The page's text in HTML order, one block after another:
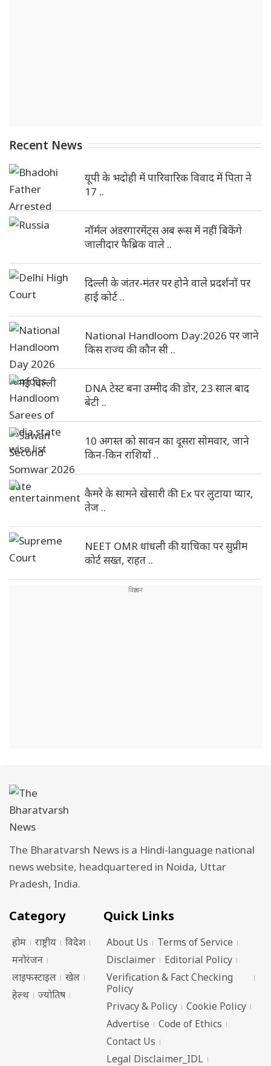
Recent News
यूपी के भदोही में पारिवारिक विवाद में पिता ने
17 ..
नॉर्मल अंडरगारमेंट्स अब रूस में नहीं बिकेंगे
जालीदार फैब्रिक वाले ..
दिल्ली के जंतर-मंतर पर होने वाले प्रदर्शनों पर
हाई कोर्ट ..
National Handloom Day:2026 पर जाने
किस राज्य की कौन सी ..
DNA टेस्ट बना उम्मीद की डोर, 23 साल बाद
बेटी ..
10 अगस्त को सावन का दूसरा सोमवार, जाने
किन-किन राशियों ..
कैमरे के सामने खेसारी की Ex पर लुटाया प्यार,
तेज ..
NEET OMR धांधली की याचिका पर सुप्रीम
कोर्ट सख्त, राहत ..
The Bharatvarsh News is a Hindi-language national
news website, headquartered in Noida, Uttar
Pradesh, India.
Category
होम राष्ट्रीय
विदेश
मनोरंजन
लाइफस्टाइल
खेल
हेल्थ
ज्योतिष
Quick Links
About Us
Terms of Service
Disclaimer
Editorial Policy
Verification & Fact Checking
Policy
Privacy & Policy
Cookie Policy
Advertise
Code of Ethics
Contact Us
Legal Disclaimer_IDL